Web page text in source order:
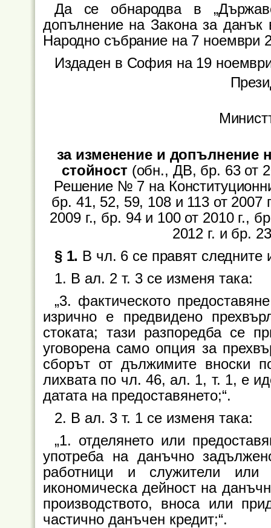
Да се обнародва в
допълнение на Закона за данък
Народно събрание на 7 ноември
Издаден в София на 19
за изменение и допълнение
стойност (обн., ДВ, бр. 63 от
Решение № 7 на
бр. 41, 52, 59, 108 и 113 от 2007
2009 г., бр. 94 и 100 от 2010 г.,
2012 г. и бр.
§ 1. В чл. 6 се правят
1. В ал. 2 т. 3 се изменя така:
„3. фактическото
изрично е предвидено
стоката; тази разпоредба се
уговорена само опция за
сборът от дължимите вноски
лихвата по чл. 46, ал. 1, т. 1, е
датата на предоставянето;“.
2. В ал. 3 т. 1 се изменя така:
„1. отделянето или
употреба на данъчно
работници и служители или
икономическа дейност на
производството, вноса или
частично данъчен кредит;“.